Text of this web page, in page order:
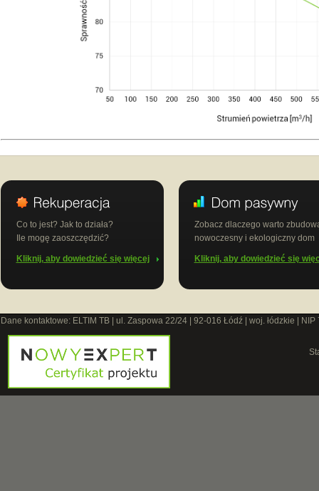
Co to jest? Jak to działa?
Ile mogę zaoszczędzić?
Kliknij, aby dowiedzieć się więcej
Zobacz dlaczego warto
nowoczesny i ekologiczny dom
Kliknij, aby dowiedzieć się
Dane kontaktowe: ELTIM TB | ul. Zaspowa 22/24 | 92-016 Łódź | woj. łódzkie |